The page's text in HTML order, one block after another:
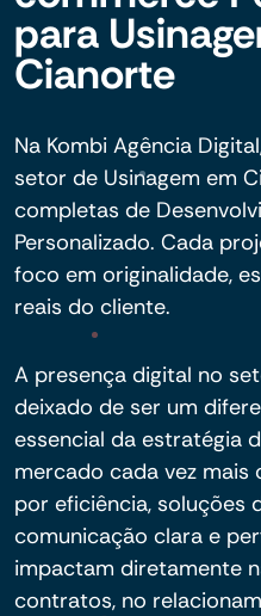
para
Cianorte
Na Kombi Agência
setor de Usinagem em
completas de
Personalizado. Cada
foco em originalidade,
reais do cliente.
A presença digital no
deixado de ser um
essencial da estratégia
mercado cada vez
por eficiência, soluções
comunicação clara e
impactam diretamente
contratos, no